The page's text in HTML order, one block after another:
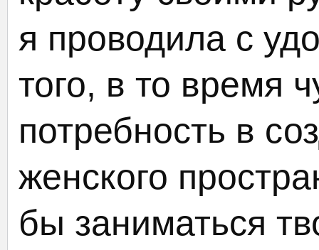
я проводила с
того, в то время
потребность в
женского
бы заниматься